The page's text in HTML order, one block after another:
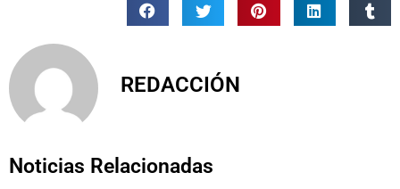
REDACCIÓN
Noticias Relacionadas